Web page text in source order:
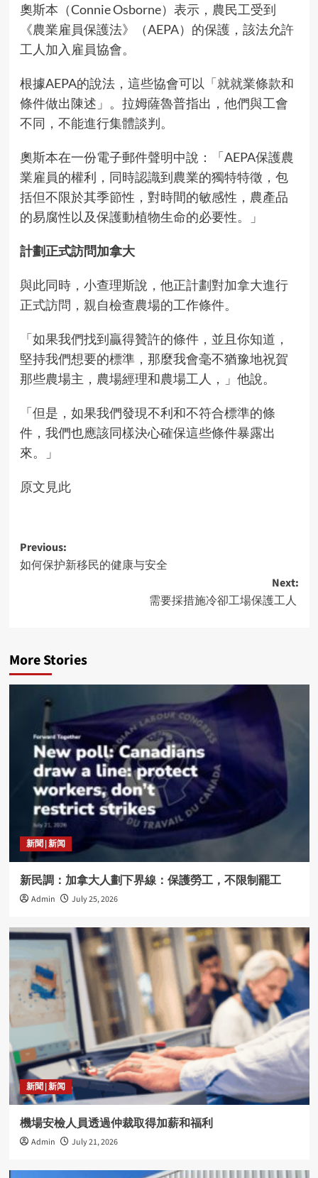
奧斯本（Connie Osborne）表示，農民工受到
《農業雇員保護法》（AEPA）的保護，該法允許
工人加入雇員協會。
根據AEPA的說法，這些協會可以「就就業條款和
條件做出陳述」。拉姆薩魯普指出，他們與工會
不同，不能進行集體談判。
奧斯本在一份電子郵件聲明中說：「AEPA保護農
業雇員的權利，同時認識到農業的獨特特徵，包
括但不限於其季節性，對時間的敏感性，農產品
的易腐性以及保護動植物生命的必要性。」
計劃正式訪問加拿大
與此同時，小查理斯說，他正計劃對加拿大進行
正式訪問，親自檢查農場的工作條件。
「如果我們找到贏得贊許的條件，並且你知道，
堅持我們想要的標準，那麼我會毫不猶豫地祝賀
那些農場主，農場經理和農場工人，」他說。
「但是，如果我們發現不利和不符合標準的條
件，我們也應該同樣決心確保這些條件暴露出
來。」
原文見此
Post
navigation
Previous:
如何保护新移民的健康与安全
Next:
需要採措施冷卻工場保護工人
More Stories
新聞 | 新闻
新民調：加拿大人劃下界線：保護勞工，不限制罷工
Admin July 25, 2026
新聞 | 新闻
機場安檢人員透過仲裁取得加薪和福利
Admin July 21, 2026